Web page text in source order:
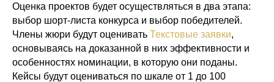
Оценка проектов будет осуществляться в два этапа:
выбор шорт-листа конкурса и выбор победителей.
Члены жюри будут оценивать Текстовые заявки,
основываясь на доказанной в них эффективности и
особенностях номинации, в которую они поданы.
Кейсы будут оцениваться по шкале от 1 до 100